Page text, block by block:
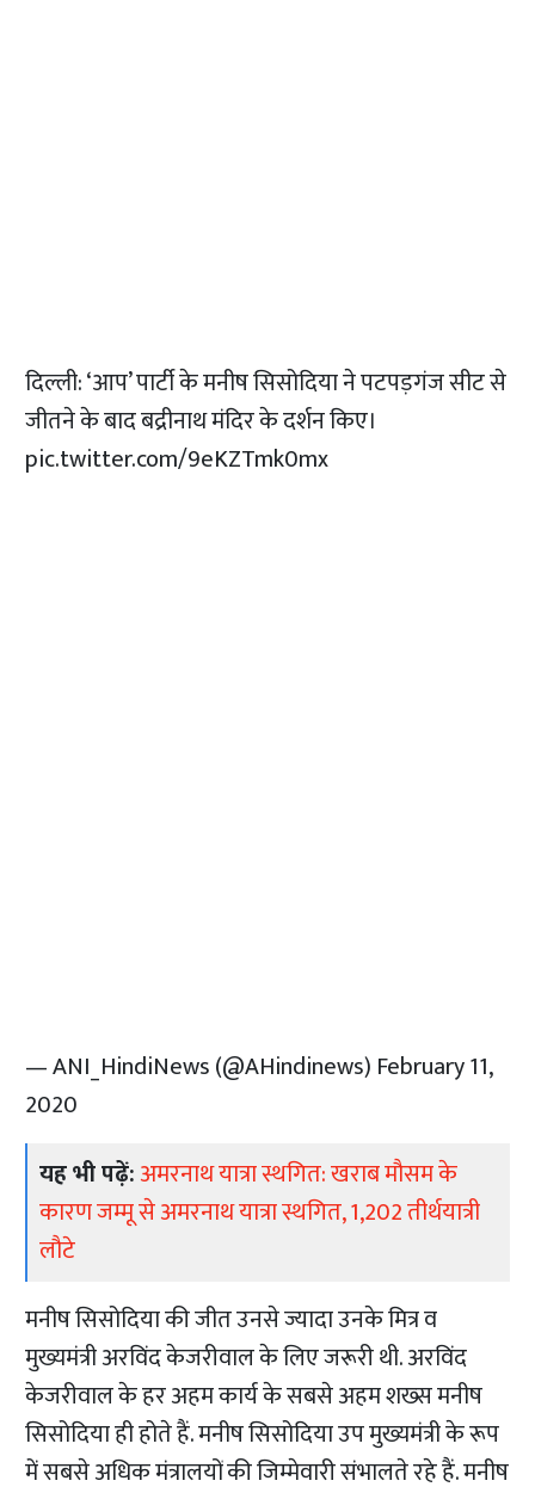
दिल्ली: ‘आप’ पार्टी के मनीष सिसोदिया ने पटपड़गंज सीट से
जीतने के बाद बद्रीनाथ मंदिर के दर्शन किए।
pic.twitter.com/9eKZTmk0mx
— ANI_HindiNews (@AHindinews) February 11,
2020
यह भी पढ़ें:अमरनाथ यात्रा स्थगित: खराब मौसम के
कारण जम्मू से अमरनाथ यात्रा स्थगित, 1,202 तीर्थयात्री
लौटे
मनीष सिसोदिया की जीत उनसे ज्यादा उनके मित्र व
मुख्यमंत्री अरविंद केजरीवाल के लिए जरूरी थी. अरविंद
केजरीवाल के हर अहम कार्य के सबसे अहम शख्स मनीष
सिसोदिया ही होते हैं. मनीष सिसोदिया उप मुख्यमंत्री के रूप
में सबसे अधिक मंत्रालयों की जिम्मेवारी संभालते रहे हैं. मनीष